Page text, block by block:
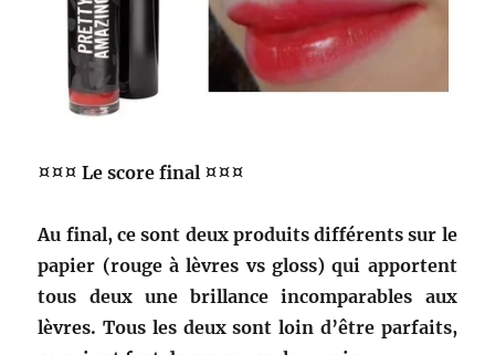
¤¤¤ Le score final ¤¤¤
Au final, ce sont deux produits différents sur le
papier (rouge à lèvres vs gloss) qui apportent
tous deux une brillance incomparables aux
lèvres. Tous les deux sont loin d’être parfaits,